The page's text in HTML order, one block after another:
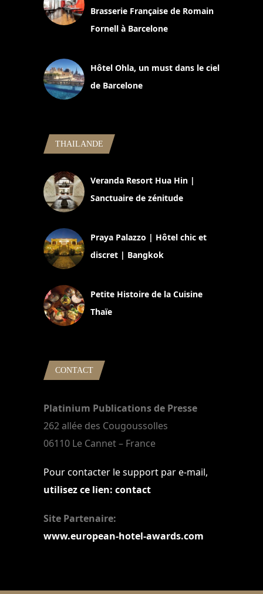
Brasserie Française de Romain
Fornell à Barcelone
Hôtel Ohla, un must dans le ciel
de Barcelone
THAILANDE
Veranda Resort Hua Hin |
Sanctuaire de zénitude
Praya Palazzo | Hôtel chic et
discret | Bangkok
Petite Histoire de la Cuisine
Thaïe
CONTACT
Platinium Publications de Presse
262 allée des Cougoussolles
06110 Le Cannet – France
Pour contacter le support par e-mail,
utilisez ce lien: contact
Site Partenaire:
www.european-hotel-awards.com